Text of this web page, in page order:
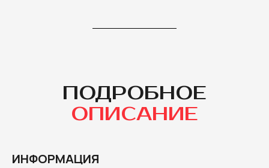
ПОДРОБНОЕ
ОПИСАНИЕ
ИНФОРМАЦИЯ